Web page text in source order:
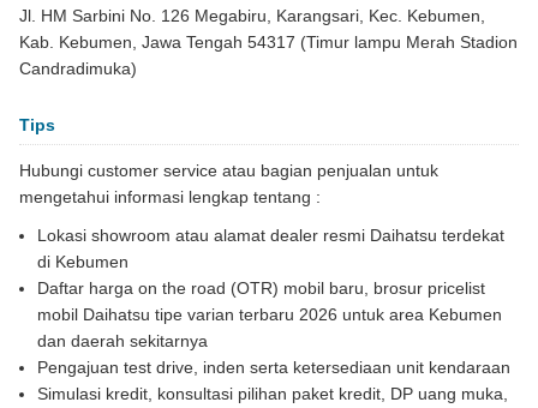
Jl. HM Sarbini No. 126 Megabiru, Karangsari, Kec. Kebumen,
Kab. Kebumen, Jawa Tengah 54317 (Timur lampu Merah Stadion
Candradimuka)
Tips
Hubungi customer service atau bagian penjualan untuk
mengetahui informasi lengkap tentang :
Lokasi showroom atau alamat dealer resmi Daihatsu terdekat
di Kebumen
Daftar harga on the road (OTR) mobil baru, brosur pricelist
mobil Daihatsu tipe varian terbaru 2026 untuk area Kebumen
dan daerah sekitarnya
Pengajuan test drive, inden serta ketersediaan unit kendaraan
Simulasi kredit, konsultasi pilihan paket kredit, DP uang muka,